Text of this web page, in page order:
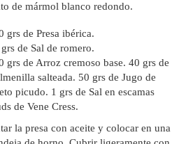
de mármol blanco redondo.
grs de Presa ibérica.
de Sal de romero.
grs de Arroz cremoso base. 40 grs de
salteada. 50 grs de Jugo de
picudo. 1 grs de Sal en escamas
de Vene Cress.
la presa con aceite y colocar en una